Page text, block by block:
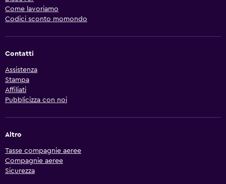
Come lavoriamo
Codici sconto momondo
Contatti
Assistenza
Stampa
Affiliati
Pubblicizza con noi
Altro
Tasse compagnie aeree
Compagnie aeree
Sicurezza